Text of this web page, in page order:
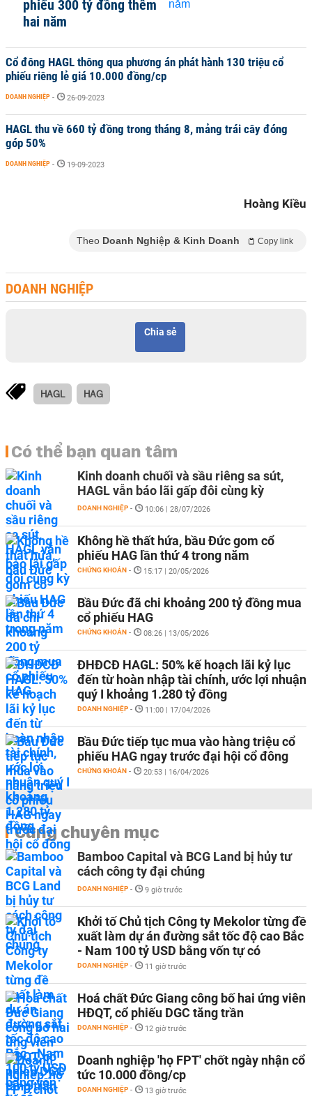
phiếu 300 tỷ đồng thêm
hai năm
Cổ đông HAGL thông qua phương án phát hành 130 triệu cổ
phiếu riêng lẻ giá 10.000 đồng/cp
DOANH NGHIỆP - 26-09-2023
HAGL thu về 660 tỷ đồng trong tháng 8, mảng trái cây đóng
góp 50%
DOANH NGHIỆP - 19-09-2023
Hoàng Kiều
Theo Doanh Nghiệp & Kinh Doanh Copy link
DOANH NGHIỆP
Chia sẻ
HAGL HAG
Có thể bạn quan tâm
Kinh doanh chuối và sầu riêng sa sút,
HAGL vẫn báo lãi gấp đôi cùng kỳ
DOANH NGHIỆP - 10:06 | 28/07/2026
Không hề thất hứa, bầu Đức gom cổ
phiếu HAG lần thứ 4 trong năm
CHỨNG KHOÁN - 15:17 | 20/05/2026
Bầu Đức đã chi khoảng 200 tỷ đồng mua
cổ phiếu HAG
CHỨNG KHOÁN - 08:26 | 13/05/2026
ĐHĐCĐ HAGL: 50% kế hoạch lãi kỷ lục
đến từ hoàn nhập tài chính, ước lợi nhuận
quý I khoảng 1.280 tỷ đồng
DOANH NGHIỆP - 11:00 | 17/04/2026
Bầu Đức tiếp tục mua vào hàng triệu cổ
phiếu HAG ngay trước đại hội cổ đông
CHỨNG KHOÁN - 20:53 | 16/04/2026
Cùng chuyên mục
Bamboo Capital và BCG Land bị hủy tư
cách công ty đại chúng
DOANH NGHIỆP - 9 giờ trước
Khởi tố Chủ tịch Công ty Mekolor từng đề
xuất làm dự án đường sắt tốc độ cao Bắc
- Nam 100 tỷ USD bằng vốn tự có
DOANH NGHIỆP - 11 giờ trước
Hoá chất Đức Giang công bố hai ứng viên
HĐQT, cổ phiếu DGC tăng trần
DOANH NGHIỆP - 12 giờ trước
Doanh nghiệp 'họ FPT' chốt ngày nhận cổ
tức 10.000 đồng/cp
DOANH NGHIỆP - 13 giờ trước